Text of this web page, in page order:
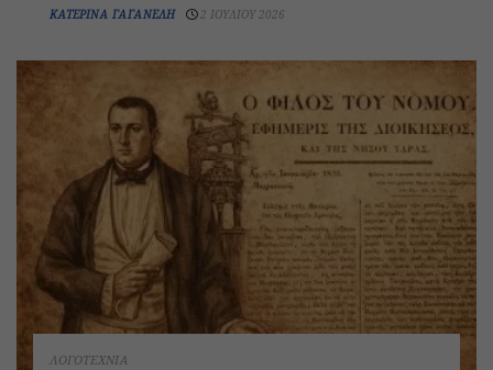
ΚΑΤΕΡΊΝΑ ΓΑΓΑΝΈΛΗ 2 ΙΟΥΛΊΟΥ 2026
ΛΟΓΟΤΕΧΝΊΑ